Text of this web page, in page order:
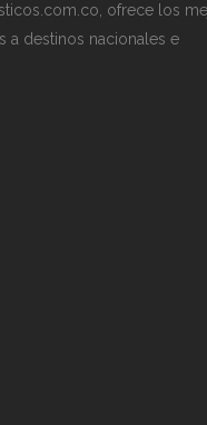
ofrece los
a destinos nacionales e